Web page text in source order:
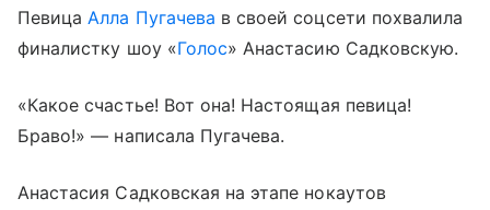
Певица Алла Пугачева в своей соцсети похвалила
финалистку шоу «Голос» Анастасию Садковскую.
«Какое счастье! Вот она! Настоящая певица!
Браво!» — написала Пугачева.
Анастасия Садковская на этапе нокаутов